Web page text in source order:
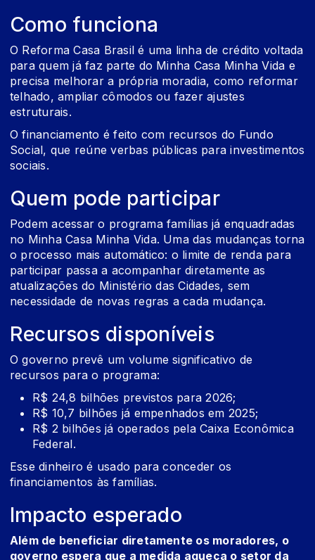
Como funciona
O Reforma Casa Brasil é uma linha de crédito voltada
para quem já faz parte do Minha Casa Minha Vida e
precisa melhorar a própria moradia, como reformar
telhado, ampliar cômodos ou fazer ajustes
estruturais.
O financiamento é feito com recursos do Fundo
Social, que reúne verbas públicas para investimentos
sociais.
Quem pode participar
Podem acessar o programa famílias já enquadradas
no Minha Casa Minha Vida. Uma das mudanças torna
o processo mais automático: o limite de renda para
participar passa a acompanhar diretamente as
atualizações do Ministério das Cidades, sem
necessidade de novas regras a cada mudança.
Recursos disponíveis
O governo prevê um volume significativo de
recursos para o programa:
R$ 24,8 bilhões previstos para 2026;
R$ 10,7 bilhões já empenhados em 2025;
R$ 2 bilhões já operados pela Caixa Econômica
Federal.
Esse dinheiro é usado para conceder os
financiamentos às famílias.
Impacto esperado
Além de beneficiar diretamente os moradores, o
governo espera que a medida aqueça o setor da